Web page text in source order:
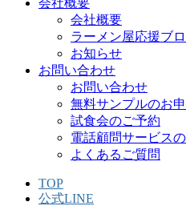
会社概要
ラーメン屋応援ブ
お知らせ
お問い合わせ
お問い合わせ
無料サンプルのお
試食会のご予約
電話顧問サービス
よくあるご質問
TOP
公式LINE